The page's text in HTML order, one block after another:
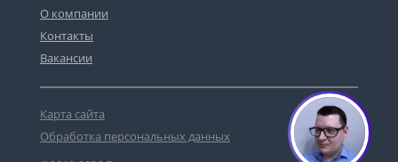
О компании
Контакты
Вакансии
Карта сайта
Обработка персональных данных